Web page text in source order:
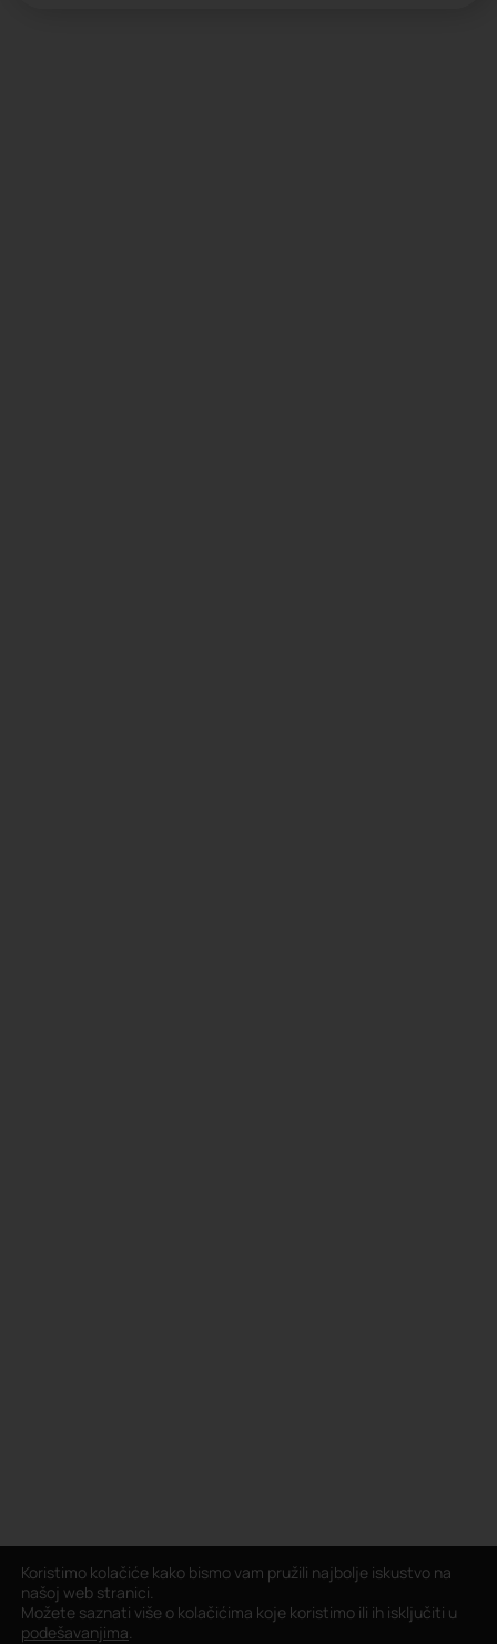
Koristimo kolačiće kako bismo vam pružili najbolje iskustvo na
našoj web stranici.
Možete saznati više o kolačićima koje koristimo ili ih isključiti u
podešavanjima.